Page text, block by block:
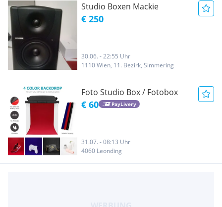
Studio Boxen Mackie
€ 250
30.06. - 22:55 Uhr
1110 Wien, 11. Bezirk, Simmering
Foto Studio Box / Fotobox
€ 60 PayLivery
31.07. - 08:13 Uhr
4060 Leonding